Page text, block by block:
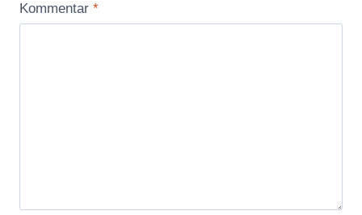
Kommentar *